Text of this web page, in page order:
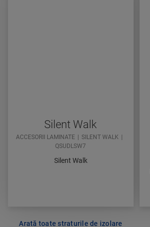
Silent Walk
ACCESORII LAMINATE
SILENT WALK
QSUDLSW7
Silent Walk
Arată toate straturile de izolare